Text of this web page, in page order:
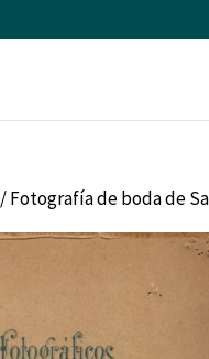
/ Fotografía de boda de